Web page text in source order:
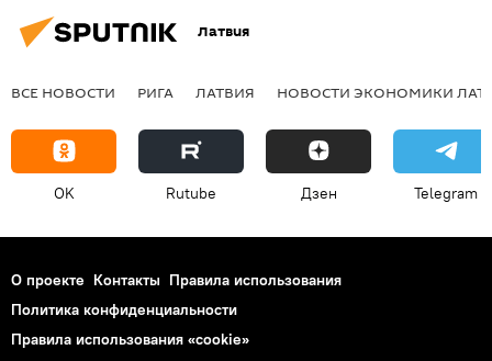
Латвия
ВСЕ НОВОСТИ РИГА ЛАТВИЯ НОВОСТИ ЭКОНОМИКИ
OK Rutube Дзен Telegram
О проекте Контакты Правила использования
Политика конфиденциальности
Правила использования «cookie»